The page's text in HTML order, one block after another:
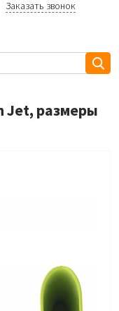
Заказать звонок
Jet, размеры